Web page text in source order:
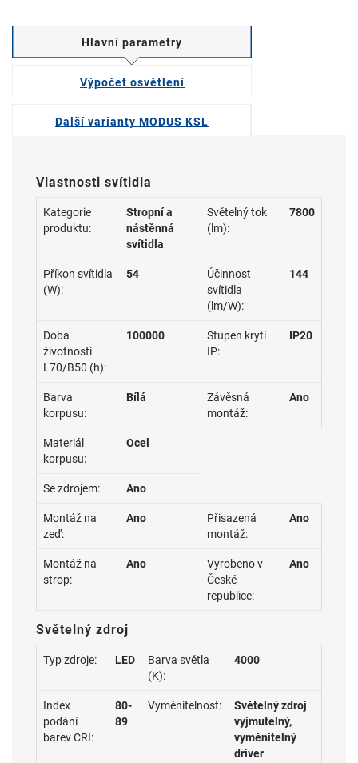
Hlavní parametry
Výpočet osvětlení
Další varianty MODUS KSL
Vlastnosti svítidla
Kategorie
produktu:
Stropní a
nástěnná
svítidla
Světelný tok
(lm):
7800
Příkon svítidla
(W):
54
Účinnost
svítidla
(lm/W):
144
Doba
životnosti
L70/B50 (h):
100000
Stupen krytí
IP:
IP20
Barva
korpusu:
Bílá
Závěsná
montáž:
Ano
Materiál
korpusu:
Ocel
Se zdrojem: Ano
Montáž na
zeď:
Ano
Přisazená
montáž:
Ano
Montáž na
strop:
Ano
Vyrobeno v
České
republice:
Ano
Světelný zdroj
Typ zdroje: LED
Barva světla
(K):
4000
Index
podání
barev CRI:
80-
89
Vyměnitelnost:
Světelný zdroj
vyjmutelný,
vyměnitelný
driver